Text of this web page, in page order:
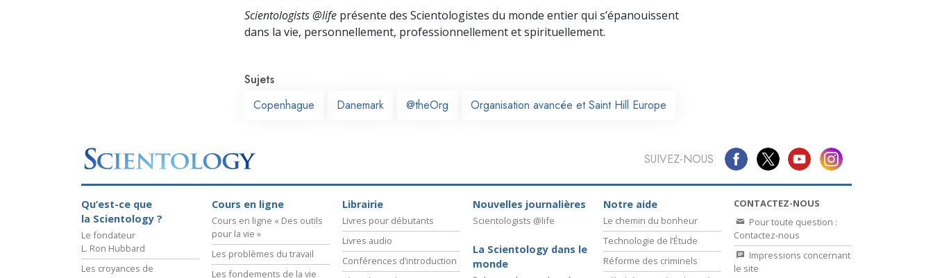
Scientologists @life présente des Scientologistes du monde entier qui s’épanouissent
dans la vie, personnellement, professionnellement et spirituellement.
Sujets
Copenhague
Danemark @theOrg Organisation avancée et Saint Hill Europe
SUIVEZ-NOUS
Qu’est-ce que
la Scientology ?
Le fondateur
L. Ron Hubbard
Les croyances de
Cours en ligne
Cours en ligne « Des outils
pour la vie »
Les problèmes du travail
Les fondements de la vie
Librairie
Livres pour débutants
Livres audio
Conférences d’introduction
Nouvelles journalières
Scientologists @life
La Scientology dans le
monde
Notre aide
Le chemin du bonheur
Technologie de l’Étude
Réforme des criminels
CONTACTEZ-NOUS
Pour toute question :
Contactez-nous
Impressions concernant
le site